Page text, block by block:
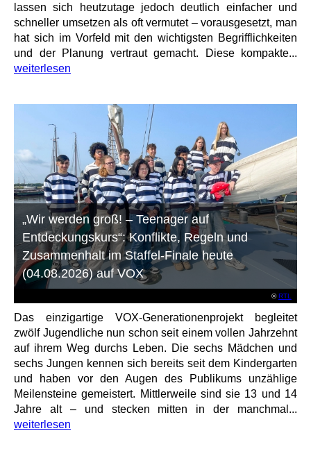
lassen sich heutzutage jedoch deutlich einfacher und
schneller umsetzen als oft vermutet – vorausgesetzt, man
hat sich im Vorfeld mit den wichtigsten Begrifflichkeiten
und der Planung vertraut gemacht. Diese kompakte...
weiterlesen
©RTL
„Wir werden groß! – Teenager auf
Entdeckungskurs“: Konflikte, Regeln und
Zusammenhalt im Staffel-Finale heute
(04.08.2026) auf VOX
Das einzigartige VOX-Generationenprojekt begleitet
zwölf Jugendliche nun schon seit einem vollen Jahrzehnt
auf ihrem Weg durchs Leben. Die sechs Mädchen und
sechs Jungen kennen sich bereits seit dem Kindergarten
und haben vor den Augen des Publikums unzählige
Meilensteine gemeistert. Mittlerweile sind sie 13 und 14
Jahre alt – und stecken mitten in der manchmal...
weiterlesen